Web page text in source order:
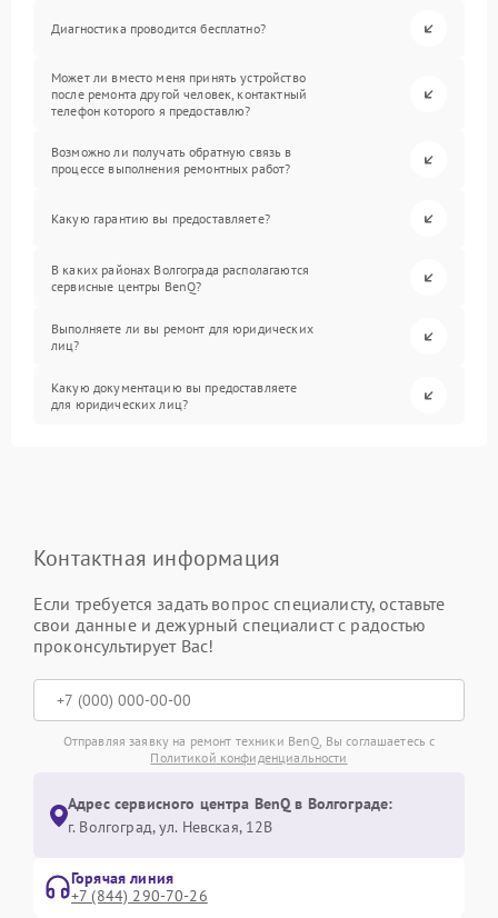
Диагностика проводится бесплатно?
Может ли вместо меня принять устройство
после ремонта другой человек, контактный
телефон которого я предоставлю?
Возможно ли получать обратную связь в
процессе выполнения ремонтных работ?
Какую гарантию вы предоставляете?
В каких районах Волгограда располагаются
сервисные центры BenQ?
Выполняете ли вы ремонт для юридических
лиц?
Какую документацию вы предоставляете
для юридических лиц?
Контактная информация
Если требуется задать вопрос специалисту, оставьте
свои данные и дежурный специалист с радостью
проконсультирует Вас!
Отправляя заявку на ремонт техники BenQ, Вы соглашаетесь с
Политикой конфиденциальности
Адрес сервисного центра BenQ в Волгограде:
г. Волгоград, ул. Невская, 12В
Горячая линия
+7 (844) 290-70-26